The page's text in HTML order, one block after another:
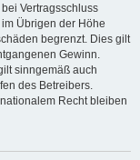
Vertragsschluss
Übrigen der Höhe
begrenzt. Dies gilt
Gewinn.
sinngemäß auch
des Betreibers.
Recht bleiben